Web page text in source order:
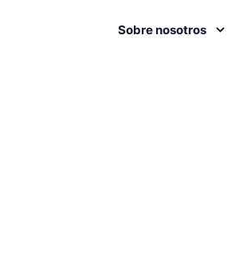
Sobre nosotros